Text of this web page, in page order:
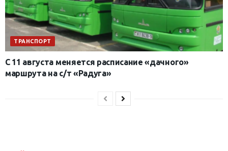
ТРАНСПОРТ
С 11 августа меняется расписание «дачного»
маршрута на с/т «Радуга»